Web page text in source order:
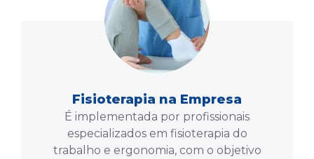
Fisioterapia na Empresa
É implementada por profissionais
especializados em fisioterapia do
trabalho e ergonomia, com o objetivo